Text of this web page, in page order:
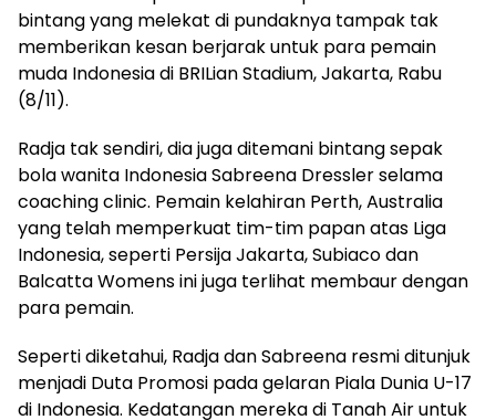
bintang yang melekat di pundaknya tampak tak
memberikan kesan berjarak untuk para pemain
muda Indonesia di BRILian Stadium, Jakarta, Rabu
(8/11).
Radja tak sendiri, dia juga ditemani bintang sepak
bola wanita Indonesia Sabreena Dressler selama
coaching clinic. Pemain kelahiran Perth, Australia
yang telah memperkuat tim-tim papan atas Liga
Indonesia, seperti Persija Jakarta, Subiaco dan
Balcatta Womens ini juga terlihat membaur dengan
para pemain.
Seperti diketahui, Radja dan Sabreena resmi ditunjuk
menjadi Duta Promosi pada gelaran Piala Dunia U-17
di Indonesia. Kedatangan mereka di Tanah Air untuk